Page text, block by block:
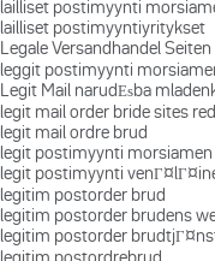
lailliset postimyynti
lailliset postimyyntiyritykset
Legale Versandhandel
leggit postimyynti
Legit Mail narudЕѕba
legit mail order bride sites
legit mail ordre brud
legit postimyynti
legit postimyynti
legitim postorder brud
legitim postorder brudens
legitim postorder
legitim postordrebrud